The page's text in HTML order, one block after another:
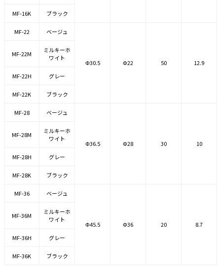
MF-16K ブラック
MF-22 ベージュ
Φ30.5 Φ22 50 12.9
MF-22M
ミルキーホ
ワイト
MF-22H グレー
MF-22K ブラック
MF-28 ベージュ
Φ36.5 Φ28 30 10
MF-28M
ミルキーホ
ワイト
MF-28H グレー
MF-28K ブラック
MF-36 ベージュ
Φ45.5 Φ36 20 8.7
MF-36M
ミルキーホ
ワイト
MF-36H グレー
MF-36K ブラック